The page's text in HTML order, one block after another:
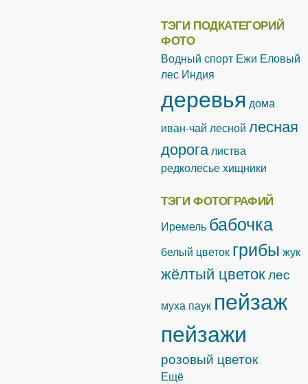
ТЭГИ ПОДКАТЕГОРИЙ
ФОТО
Водный спорт Ежи Еловый
лес Индия
деревья дома
иван-чай лесной лесная
дорога листва
редколесьехищники
ТЭГИ ФОТОГРАФИЙ
Иремель бабочка
белый цветок грибы жук
жёлтый цветоклес
муха паук пейзаж
пейзажи
розовый цветок
Ещё